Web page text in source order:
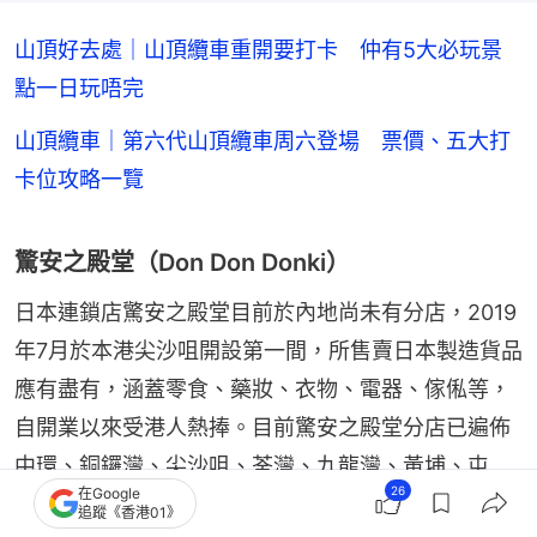
山頂好去處｜山頂纜車重開要打卡 仲有5大必玩景
點一日玩唔完
山頂纜車｜第六代山頂纜車周六登場 票價、五大打
卡位攻略一覽
驚安之殿堂（Don Don Donki）
日本連鎖店驚安之殿堂目前於內地尚未有分店，2019
年7月於本港尖沙咀開設第一間，所售賣日本製造貨品
應有盡有，涵蓋零食、藥妝、衣物、電器、傢俬等，
自開業以來受港人熱捧。目前驚安之殿堂分店已遍佈
中環、銅鑼灣、尖沙咀、荃灣、九龍灣、黃埔、屯
門、小西灣、將軍澳，大多為24小時營業。
在Google
追蹤《香港01》
26